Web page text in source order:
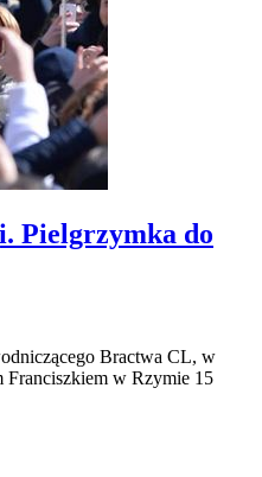
Pielgrzymka do
Bractwa CL, w
Franciszkiem w Rzymie 15